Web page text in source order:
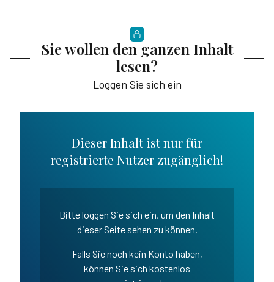
Sie wollen den ganzen Inhalt
lesen?
Loggen Sie sich ein
Dieser Inhalt ist nur für
registrierte Nutzer zugänglich!
Bitte loggen Sie sich ein, um den Inhalt
dieser Seite sehen zu können.
Falls Sie noch kein Konto haben,
können Sie sich kostenlos